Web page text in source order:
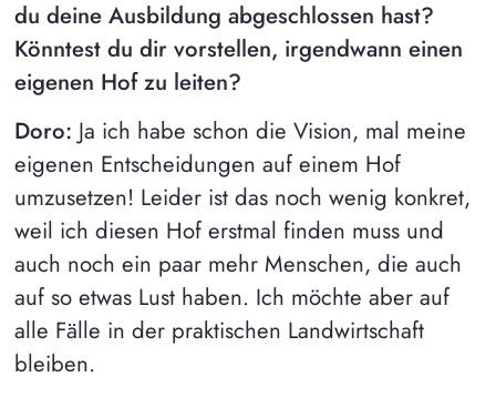
du deine Ausbildung abgeschlossen hast?
Könntest du dir vorstellen, irgendwann einen
eigenen Hof zu leiten?
Doro: Ja ich habe schon die Vision, mal meine
eigenen Entscheidungen auf einem Hof
umzusetzen! Leider ist das noch wenig konkret,
weil ich diesen Hof erstmal finden muss und
auch noch ein paar mehr Menschen, die auch
auf so etwas Lust haben. Ich möchte aber auf
alle Fälle in der praktischen Landwirtschaft
bleiben.